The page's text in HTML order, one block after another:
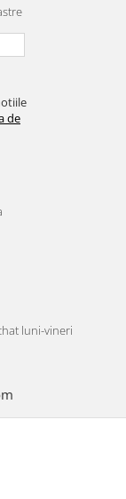
de
luni-vineri